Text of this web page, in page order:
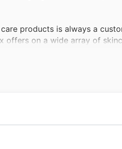
products is always a
offers on a wide array of
with Pharmaprix's
Black Friday sales, providing
seeking essential health